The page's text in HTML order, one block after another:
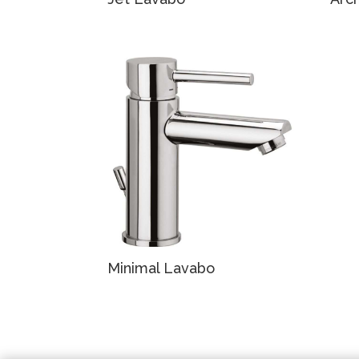
Minimal Lavabo